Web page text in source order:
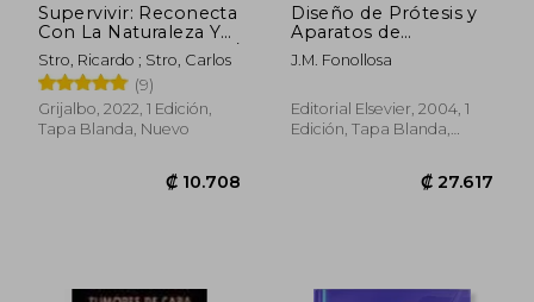
Supervivir: Reconecta
Con La Naturaleza Y
Aleja La Enfermedad /
Survival. Go Bac K to
the Origin and
Recover Your Health
Stro, Ricardo ; Stro, Carlos
(9)
Grijalbo, 2022, 1 Edición,
Tapa Blanda, Nuevo
Diseño de Prótesis y
Aparatos de
Ortodoncia
J.M. Fonollosa
Editorial Elsevier, 2004, 1
Edición, Tapa Blanda,